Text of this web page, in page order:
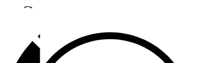
Әлмәт
92,9 FM
Базарлы матак